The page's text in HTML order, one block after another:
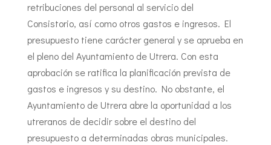
retribuciones del personal al servicio del
Consistorio, así como otros gastos e ingresos. El
presupuesto tiene carácter general y se aprueba en
el pleno del Ayuntamiento de Utrera. Con esta
aprobación se ratifica la planificación prevista de
gastos e ingresos y su destino. No obstante, el
Ayuntamiento de Utrera abre la oportunidad a los
utreranos de decidir sobre el destino del
presupuesto a determinadas obras municipales.